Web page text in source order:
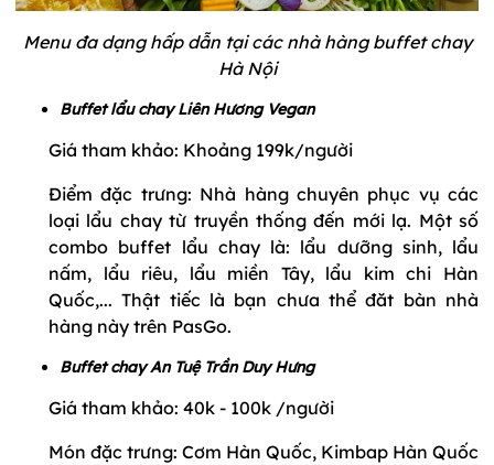
Menu đa dạng hấp dẫn tại các nhà hàng buffet chay
Hà Nội
Buffet lẩu chay Liên Hương Vegan
Giá tham khảo: Khoảng 199k/người
Điểm đặc trưng: Nhà hàng chuyên phục vụ các
loại lẩu chay từ truyền thống đến mới lạ. Một số
combo buffet lẩu chay là: lẩu dưỡng sinh, lẩu
nấm, lẩu riêu, lẩu miền Tây, lẩu kim chi Hàn
Quốc,... Thật tiếc là bạn chưa thể đăt bàn nhà
hàng này trên PasGo.
Buffet chay An Tuệ Trần Duy Hưng
Giá tham khảo: 40k - 100k /người
Món đặc trưng: Cơm Hàn Quốc, Kimbap Hàn Quốc